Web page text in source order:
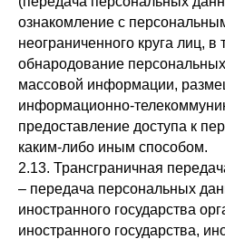
ознакомление с
неограниченного круга лиц, в
обнародование
массовой информации,
информационно-
предоставление доступа к
каким-либо иным способом.
2.13. Трансграничная
– передача персональных
иностранного государства
иностранного государства,